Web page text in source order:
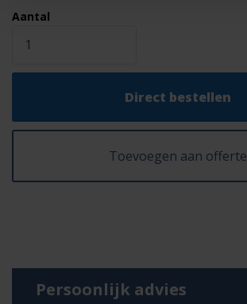
Aantal
Direct bestellen
Toevoegen aan offerte
Persoonlijk advies